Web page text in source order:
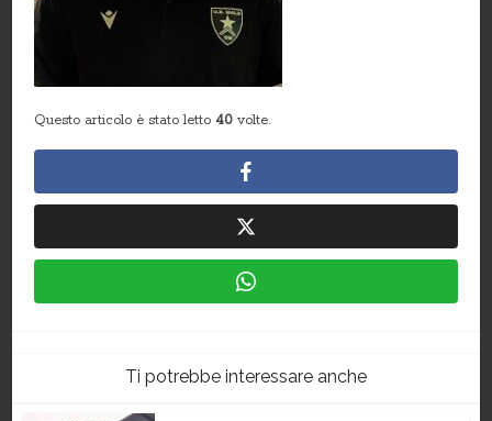
Questo articolo è stato letto 40 volte.
Ti potrebbe interessare anche